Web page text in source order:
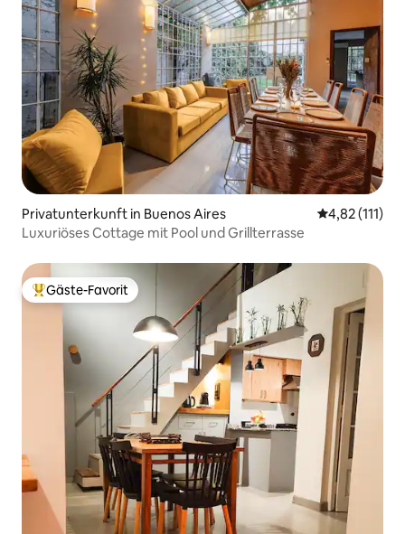
Privatunterkunft in Buenos Aires
4,82 (111)
Luxuriöses Cottage mit Pool und Grillterrasse
Beliebter Gäste-Favorit.
Gäste-Favorit